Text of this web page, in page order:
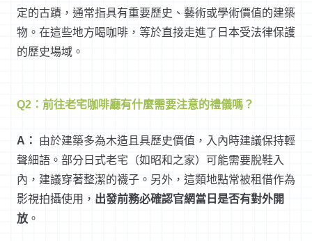
定的古蹟，通常指具有重要歷史、藝術或學術價值的建築
物。在這些地方喝咖啡，等於直接走進了日本受法律保護
的歷史場域。
Q2：前往老宅咖啡廳有什麼需要注意的禮儀嗎？
A：
由於建築多為木造且具歷史價值，入內時建議保持輕
聲細語。部分日式老宅（如昭和之家）可能需要脫鞋入
內，建議穿著整潔的襪子。另外，這類地點常被租借作為
影視拍攝使用， 出發前務必確認官網當日是否有對外開
放 。